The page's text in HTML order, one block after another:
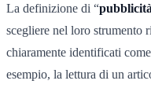
La definizione di “
scegliere nel loro strumento
chiaramente identificati
esempio, la lettura di un